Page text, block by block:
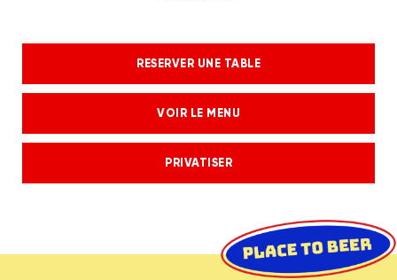
RESERVER UNE TABLE
VOIR LE MENU
PRIVATISER